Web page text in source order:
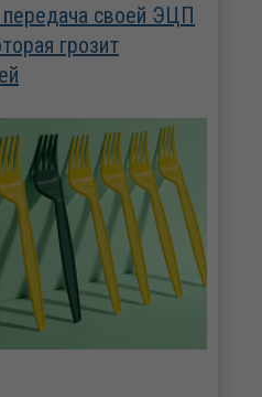
передача своей ЭЦП
грозит